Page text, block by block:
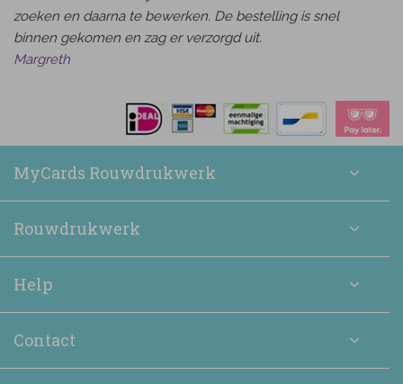
zoeken en daarna te bewerken. De bestelling is snel
binnen gekomen en zag er verzorgd uit.
Margreth
MyCards Rouwdrukwerk
Rouwdrukwerk
Help
Contact